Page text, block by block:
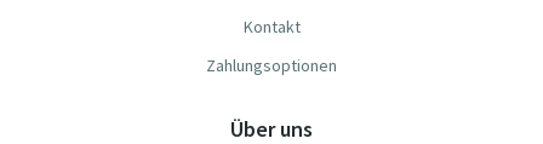
Kontakt
Zahlungsoptionen
Über uns